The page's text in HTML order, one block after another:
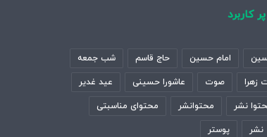
کاربرد
امام حسین حاج قاسم شب جمعه
زهرا صوت عاشورا حسینی عید غدیر
نشر محتوانشر محتوای مناسبتی
نشر پوستر